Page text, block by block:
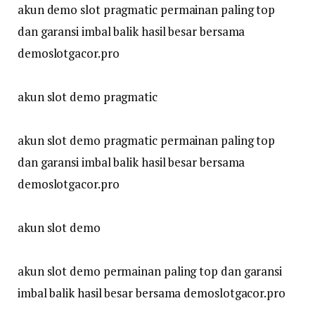
akun demo slot pragmatic permainan paling top
dan garansi imbal balik hasil besar bersama
demoslotgacor.pro
akun slot demo pragmatic
akun slot demo pragmatic permainan paling top
dan garansi imbal balik hasil besar bersama
demoslotgacor.pro
akun slot demo
akun slot demo permainan paling top dan garansi
imbal balik hasil besar bersama demoslotgacor.pro